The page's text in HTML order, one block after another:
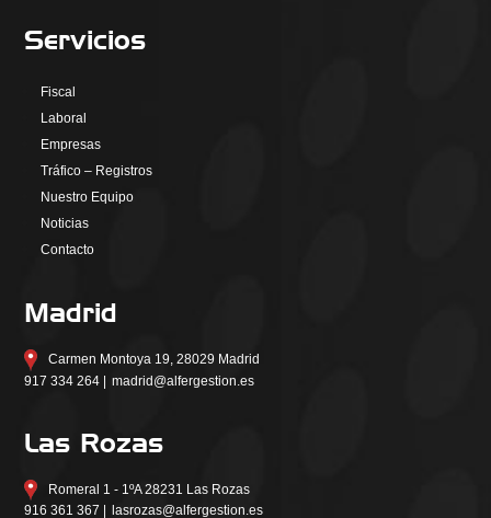
Servicios
Fiscal
Laboral
Empresas
Tráfico – Registros
Nuestro Equipo
Noticias
Contacto
Madrid
Carmen Montoya 19, 28029 Madrid
917 334 264 | madrid@alfergestion.es
Las Rozas
Romeral 1 - 1ºA 28231 Las Rozas
916 361 367 |
lasrozas@alfergestion.es